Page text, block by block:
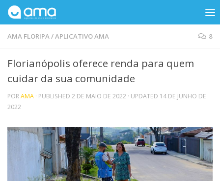
Skip to content
AMA FLORIPA/APLICATIVO AMA 8
Florianópolis oferece renda para quem
cuidar da sua comunidade
PORAMA · PUBLISHED 2 DE MAIO DE 2022 · UPDATED 14 DE JUNHO DE
2022